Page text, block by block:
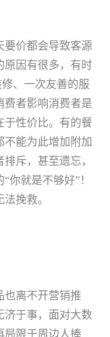
要价都会导致客源
原因有很多，有时
、一次友善的服
费者影响消费者是
于性价比。有的餐
不能为此增加附加
斥，甚至遗忘，
你就是不够好”！
挽救。
也离不开营销推
济于事，面对大数
局限于周边人捧